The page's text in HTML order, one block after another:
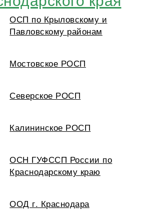
ОСП по Крыловскому и
Павловскому районам
Мостовское РОСП
Северское РОСП
Калининское РОСП
ОСН ГУФССП России по
Краснодарскому краю
ООД г. Краснодара